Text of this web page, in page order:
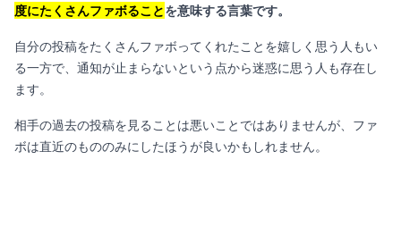
度にたくさんファボることを意味する言葉です。
自分の投稿をたくさんファボってくれたことを嬉しく思う人もい
る一方で、通知が止まらないという点から迷惑に思う人も存在し
ます。
相手の過去の投稿を見ることは悪いことではありませんが、ファ
ボは直近のもののみにしたほうが良いかもしれません。